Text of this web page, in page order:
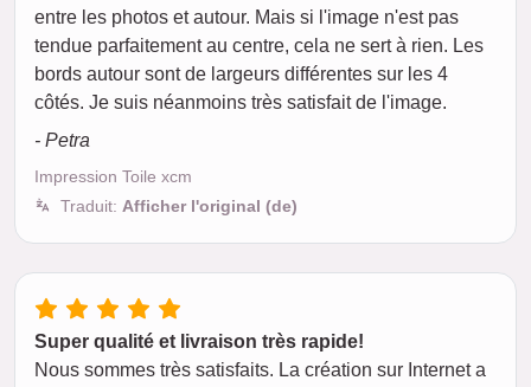
entre les photos et autour. Mais si l'image n'est pas
tendue parfaitement au centre, cela ne sert à rien. Les
bords autour sont de largeurs différentes sur les 4
côtés. Je suis néanmoins très satisfait de l'image.
- Petra
Impression Toile xcm
Traduit: Afficher l'original (de)
Super qualité et livraison très rapide!
Nous sommes très satisfaits. La création sur Internet a